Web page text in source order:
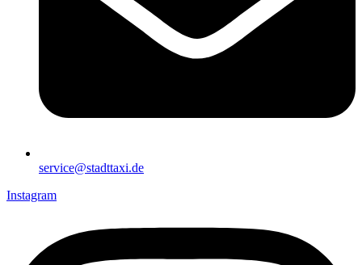
service@stadttaxi.de
Instagram